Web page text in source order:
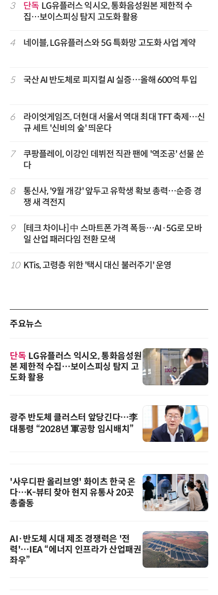
3 단독 LG유플러스 익시오, 통화음성원본 제한적 수
집…보이스피싱 탐지 고도화 활용
4 네이블, LG유플러스와 5G 특화망 고도화 사업 계약
5 국산 AI 반도체로 피지컬 AI 실증…올해 600억 투입
6
라이엇게임즈, 더현대 서울서 역대 최대 TFT 축제…신
규 세트 '신비의 숲' 띄운다
7
쿠팡플레이, 이강인 데뷔전 직관 팬에 '역조공' 선물 쏜
다
8
통신사, '9월 개강' 앞두고 유학생 확보 총력…순증 경
쟁 새 격전지
9
[테크 차이나] 中 스마트폰 가격 폭등…AI·5G로 모바
일 산업 패러다임 전환 모색
10 KTis, 고령층 위한 '택시 대신 불러주기' 운영
주요뉴스
단독 LG유플러스 익시오, 통화음성원
본 제한적 수집…보이스피싱 탐지 고
도화 활용
광주 반도체 클러스터 앞당긴다…李
대통령 “2028년 軍공항 임시배치”
'사우디판 올리브영' 화이츠 한국 온
다…K-뷰티 찾아 현지 유통사 20곳
총출동
AI·반도체 시대 제조 경쟁력은 '전
력'…IEA “에너지 인프라가 산업패권
좌우”